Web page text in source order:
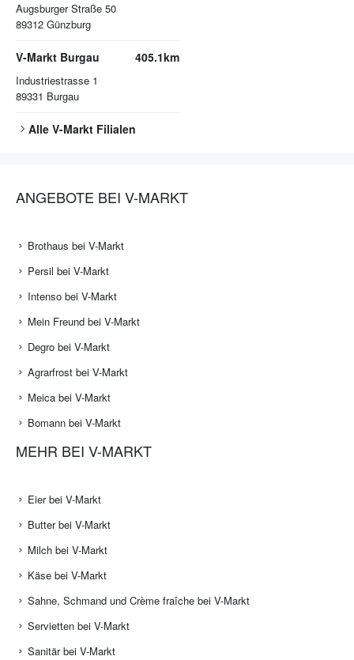
Augsburger Straße 50
89312 Günzburg
V-Markt Burgau
Industriestrasse 1
89331 Burgau
405.1km
Alle V-Markt Filialen
ANGEBOTE BEI V-MARKT
Brothaus bei V-Markt
Persil bei V-Markt
Intenso bei V-Markt
Mein Freund bei V-Markt
Degro bei V-Markt
Agrarfrost bei V-Markt
Meica bei V-Markt
Bomann bei V-Markt
MEHR BEI V-MARKT
Eier bei V-Markt
Butter bei V-Markt
Milch bei V-Markt
Käse bei V-Markt
Sahne, Schmand und Crème fraîche bei V-Markt
Servietten bei V-Markt
Sanitär bei V-Markt